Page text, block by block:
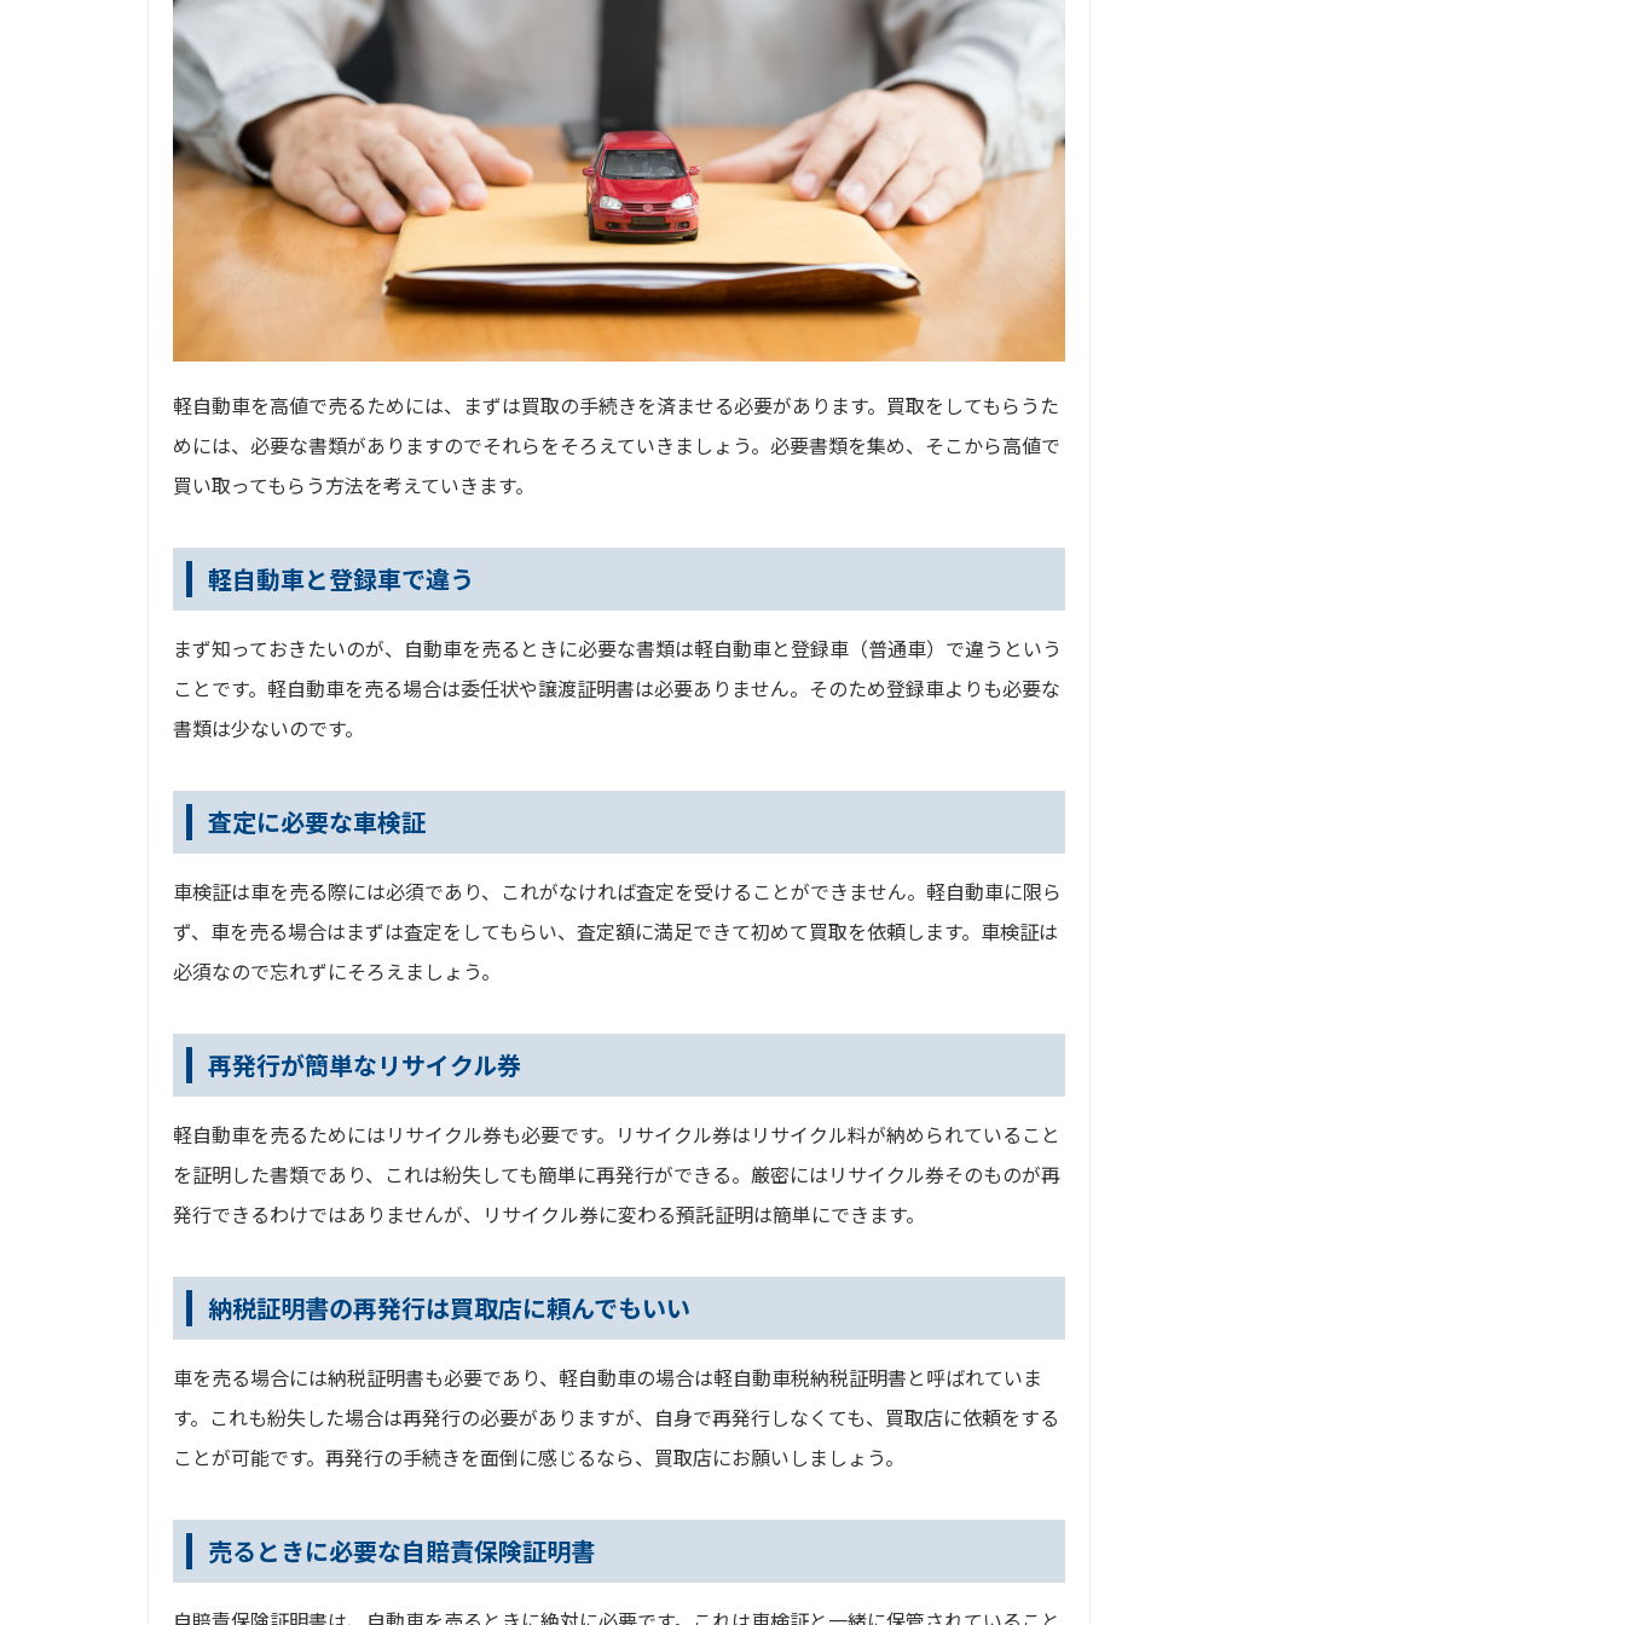
軽自動車を高値で売るためには、まずは買取の手続きを済ませる必要があります。買取をしてもらうた
めには、必要な書類がありますのでそれらをそろえていきましょう。必要書類を集め、そこから高値で
買い取ってもらう方法を考えていきます。
軽自動車と登録車で違う
まず知っておきたいのが、自動車を売るときに必要な書類は軽自動車と登録車（普通車）で違うという
ことです。軽自動車を売る場合は委任状や譲渡証明書は必要ありません。そのため登録車よりも必要な
書類は少ないのです。
査定に必要な車検証
車検証は車を売る際には必須であり、これがなければ査定を受けることができません。軽自動車に限ら
ず、車を売る場合はまずは査定をしてもらい、査定額に満足できて初めて買取を依頼します。車検証は
必須なので忘れずにそろえましょう。
再発行が簡単なリサイクル券
軽自動車を売るためにはリサイクル券も必要です。リサイクル券はリサイクル料が納められていること
を証明した書類であり、これは紛失しても簡単に再発行ができる。厳密にはリサイクル券そのものが再
発行できるわけではありませんが、リサイクル券に変わる預託証明は簡単にできます。
納税証明書の再発行は買取店に頼んでもいい
車を売る場合には納税証明書も必要であり、軽自動車の場合は軽自動車税納税証明書と呼ばれていま
す。これも紛失した場合は再発行の必要がありますが、自身で再発行しなくても、買取店に依頼をする
ことが可能です。再発行の手続きを面倒に感じるなら、買取店にお願いしましょう。
売るときに必要な自賠責保険証明書